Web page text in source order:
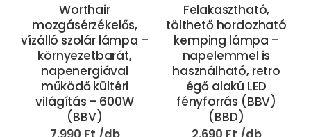
Worthair
mozgásérzékelős,
vízálló szolár lámpa –
környezetbarát,
napenergiával
működő kültéri
világítás – 600W
(BBV)
Felakasztható,
tölthető hordozható
kemping lámpa –
napelemmel is
használható, retro
égő alakú LED
fényforrás (BBV)
(BBD)